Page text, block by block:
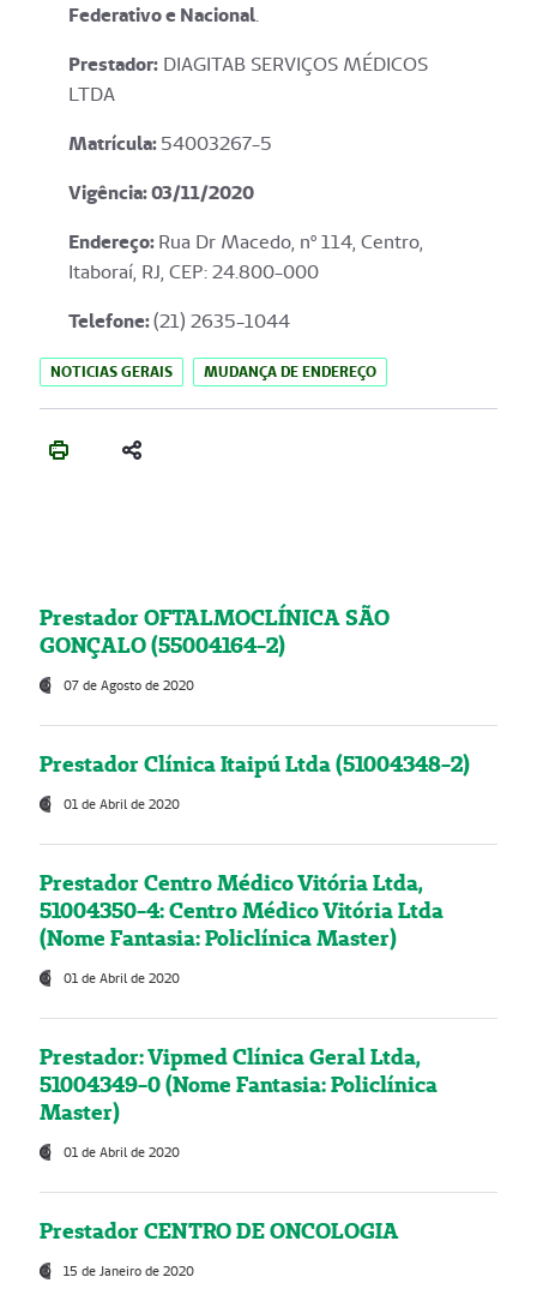
Federativo e Nacional.
Prestador: DIAGITAB SERVIÇOS MÉDICOS
LTDA
Matrícula:54003267-5
Vigência: 03/11/2020
Endereço:Rua Dr Macedo, nº 114, Centro,
Itaboraí, RJ, CEP: 24.800-000
Telefone:(21) 2635-1044
NOTICIAS GERAIS MUDANÇA DE ENDEREÇO
Prestador OFTALMOCLÍNICA SÃO
GONÇALO (55004164-2)
07 de Agosto de 2020
Prestador Clínica Itaipú Ltda (51004348-2)
01 de Abril de 2020
Prestador Centro Médico Vitória Ltda,
51004350-4: Centro Médico Vitória Ltda
(Nome Fantasia: Policlínica Master)
01 de Abril de 2020
Prestador: Vipmed Clínica Geral Ltda,
51004349-0 (Nome Fantasia: Policlínica
Master)
01 de Abril de 2020
Prestador CENTRO DE ONCOLOGIA
15 de Janeiro de 2020